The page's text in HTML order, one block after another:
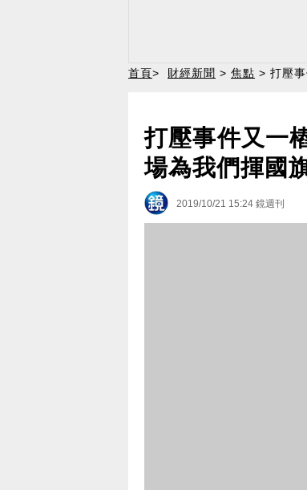
首頁> 財經新聞 > 焦點 > 打壓
打壓事件又一
場為我們揮國旗
2019/10/21 15:24 鏡週刊